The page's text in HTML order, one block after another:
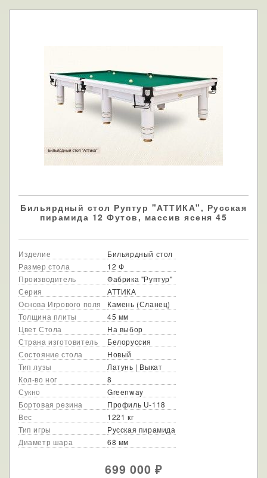
Бильярдный стол Руптур "АТТИКА", Русская
пирамида 12 Футов, массив ясеня 45
Изделие
Бильярдный стол
Размер стола
12 Ф
Производитель
Фабрика "Руптур"
Серия
АТТИКА
Основа Игрового поля
Камень (Сланец)
Толщина плиты
45 мм
Цвет Стола
На выбор
Страна изготовитель
Белоруссия
Состояние стола
Новый
Тип лузы
Латунь | Выкат
Кол-во ног
8
Сукно
Greenway
Бортовая резина
Профиль U-118
Вес
1221 кг
Тип игры
Русская пирамида
Диаметр шара
68 мм
699 000₽